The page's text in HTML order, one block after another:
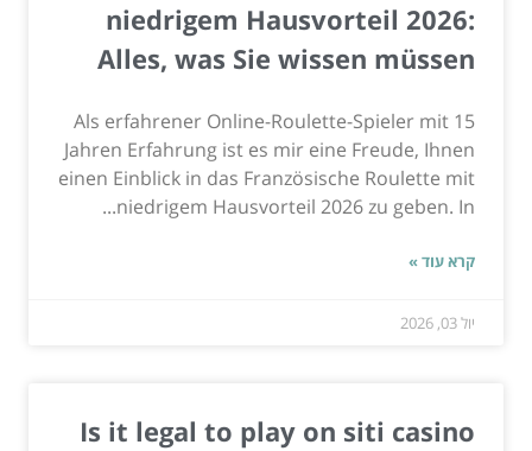
niedrigem Hausvorteil 2026:
Alles, was Sie wissen müssen
Als erfahrener Online-Roulette-Spieler mit 15
Jahren Erfahrung ist es mir eine Freude, Ihnen
einen Einblick in das Französische Roulette mit
niedrigem Hausvorteil 2026 zu geben. In...
קרא עוד »
יול 03, 2026
Is it legal to play on siti casino